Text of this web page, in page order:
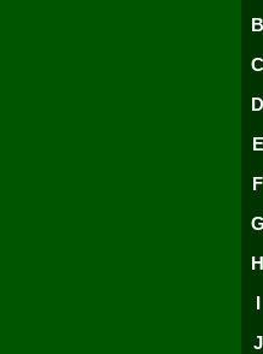
B
C
D
E
F
G
H
J